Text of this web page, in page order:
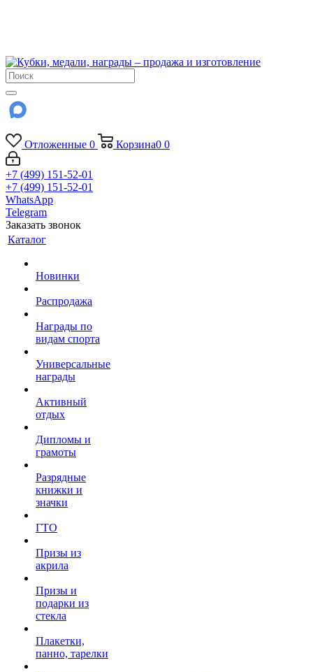
Отложенные 0 Корзина0 0
+7 (499) 151-52-01
+7 (499) 151-52-01
WhatsApp
Telegram
Заказать звонок
Каталог
Новинки
Распродажа
Награды по
видам спорта
Универсальные
награды
Активный
отдых
Дипломы и
грамоты
Разрядные
книжки и
значки
ГТО
Призы из
акрила
Призы и
подарки из
стекла
Плакетки,
панно, тарелки